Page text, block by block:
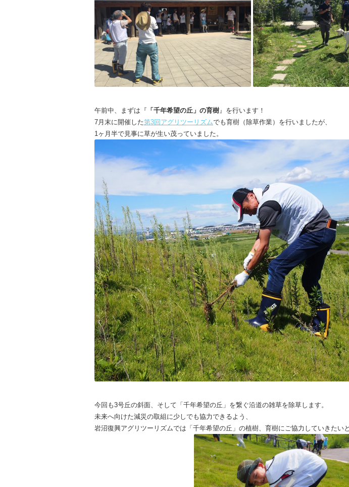
午前中、まずは『 「千年希望の丘」の育樹』を行います！
7月末に開催した第3回アグリツーリズムでも育樹（除草作業）を行いましたが、
1ヶ月半で見事に草が生い茂っていました。
今回も3号丘の斜面、そして「千年希望の丘」を繋ぐ沿道の雑草を除草します。
未来へ向けた減災の取組に少しでも協力できるよう、
岩沼復興アグリツーリズムでは「千年希望の丘」の植樹、育樹にご協力していきたいと